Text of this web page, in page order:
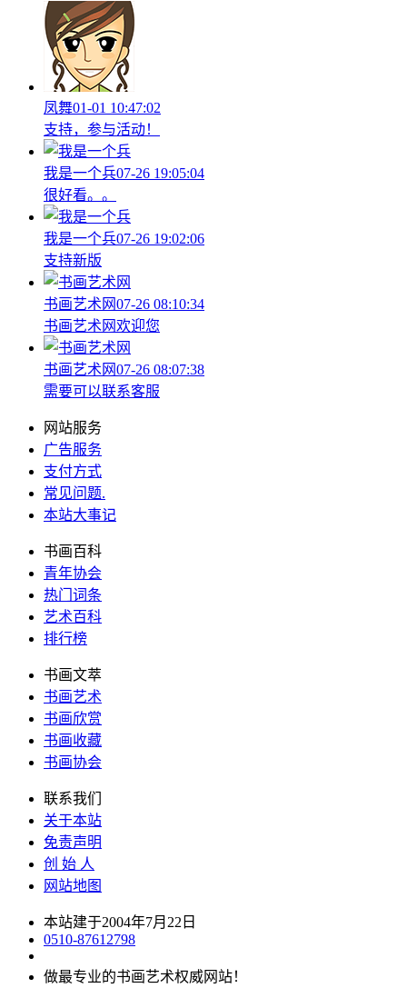
凤舞01-01 10:47:02
支持，参与活动！
我是一个兵07-26 19:05:04
很好看。。
我是一个兵07-26 19:02:06
支持新版
书画艺术网07-26 08:10:34
书画艺术网欢迎您
书画艺术网07-26 08:07:38
需要可以联系客服
网站服务
广告服务
支付方式
常见问题.
本站大事记
书画百科
青年协会
热门词条
艺术百科
排行榜
书画文萃
书画艺术
书画欣赏
书画收藏
书画协会
联系我们
关于本站
免责声明
创 始 人
网站地图
本站建于2004年7月22日
0510-87612798
做最专业的书画艺术权威网站！